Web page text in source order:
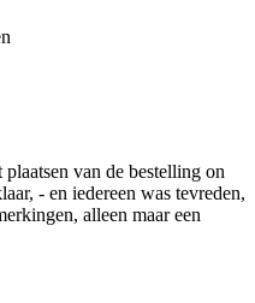
van de bestelling on
- en iedereen was tevreden,
alleen maar een